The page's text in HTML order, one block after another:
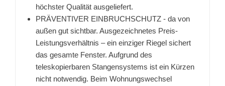
höchster Qualität ausgeliefert.
PRÄVENTIVER EINBRUCHSCHUTZ - da von
außen gut sichtbar. Ausgezeichnetes Preis-
Leistungsverhältnis – ein einziger Riegel sichert
das gesamte Fenster. Aufgrund des
teleskopierbaren Stangensystems ist ein Kürzen
nicht notwendig. Beim Wohnungswechsel